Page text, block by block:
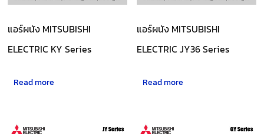
แอร์ผนัง MITSUBISHI
ELECTRIC KY Series
Read more
แอร์ผนัง MITSUBISHI
ELECTRIC JY36 Series
Read more